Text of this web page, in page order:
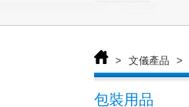
> 文儀產品 >
包裝用品